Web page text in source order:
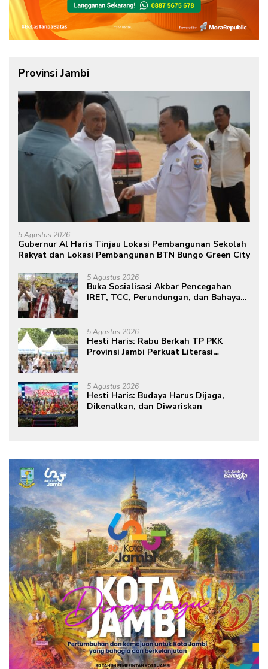
Provinsi Jambi
5 Agustus 2026
Gubernur Al Haris Tinjau Lokasi Pembangunan Sekolah
Rakyat dan Lokasi Pembangunan BTN Bungo Green City
5 Agustus 2026
Buka Sosialisasi Akbar Pencegahan
IRET, TCC, Perundungan, dan Bahaya
masa depan sudah ada di tangan”
5 Agustus 2026
Hesti Haris: Rabu Berkah TP PKK
Provinsi Jambi Perkuat Literasi
5 Agustus 2026
Hesti Haris: Budaya Harus Dijaga,
Dikenalkan, dan Diwariskan